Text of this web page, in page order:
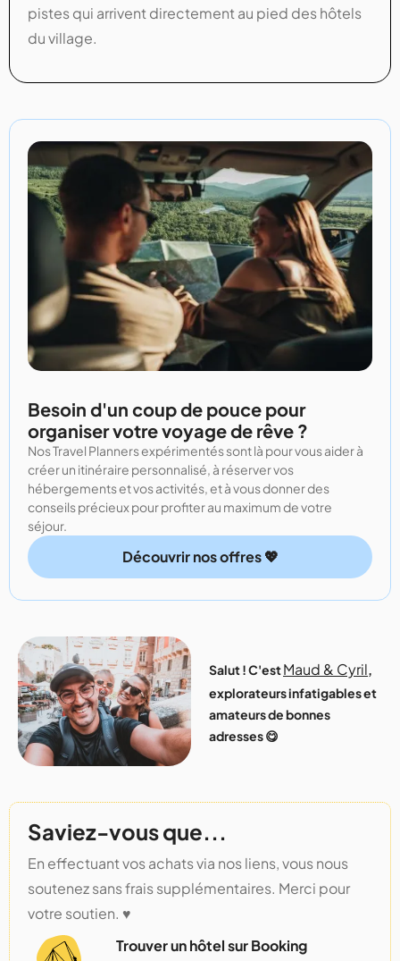
pistes qui arrivent directement au pied des hôtels
du village.
Besoin d'un coup de pouce pour
organiser votre voyage de rêve ?
Nos Travel Planners expérimentés sont là pour vous aider à
créer un itinéraire personnalisé, à réserver vos
hébergements et vos activités, et à vous donner des
conseils précieux pour profiter au maximum de votre
séjour.
Découvrir nos offres 💖
Salut ! C'estMaud & Cyril,
explorateurs infatigables et
amateurs de bonnes
adresses 😋
Saviez-vous que...
En effectuant vos achats via nos liens, vous nous
soutenez sans frais supplémentaires. Merci pour
votre soutien. ♥️
Trouver un hôtel sur Booking